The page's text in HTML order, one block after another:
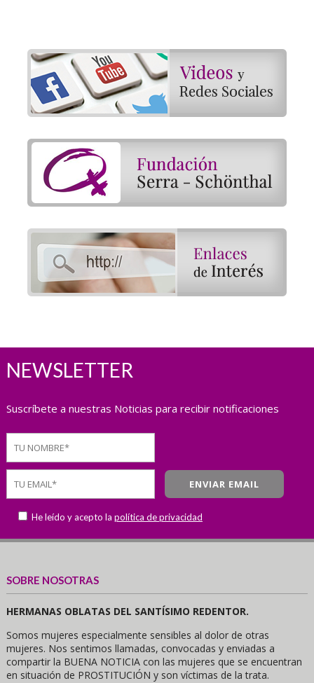
NEWSLETTER
Suscríbete a nuestras Noticias para recibir notificaciones
He leído y acepto la política de privacidad
SOBRE NOSOTRAS
HERMANAS OBLATAS DEL SANTÍSIMO REDENTOR.
Somos mujeres especialmente sensibles al dolor de otras
mujeres. Nos sentimos llamadas, convocadas y enviadas a
compartir la BUENA NOTICIA con las mujeres que se encuentran
en situación de PROSTITUCIÓN y son víctimas de la trata.